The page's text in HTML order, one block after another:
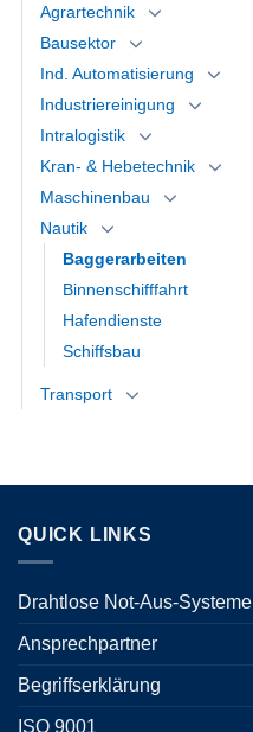
Agrartechnik
Bausektor
Ind. Automatisierung
Industriereinigung
Intralogistik
Kran- & Hebetechnik
Maschinenbau
Nautik
Baggerarbeiten
Binnenschifffahrt
Hafendienste
Schiffsbau
Transport
QUICK LINKS
Drahtlose Not-Aus-Systeme
Ansprechpartner
Begriffserklärung
ISO 9001